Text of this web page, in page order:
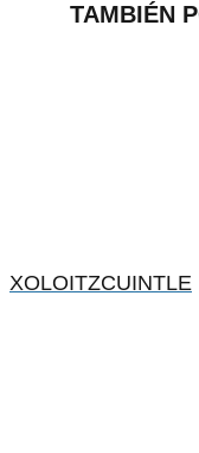
TAMBIÉN
XOLOITZCUINTLE